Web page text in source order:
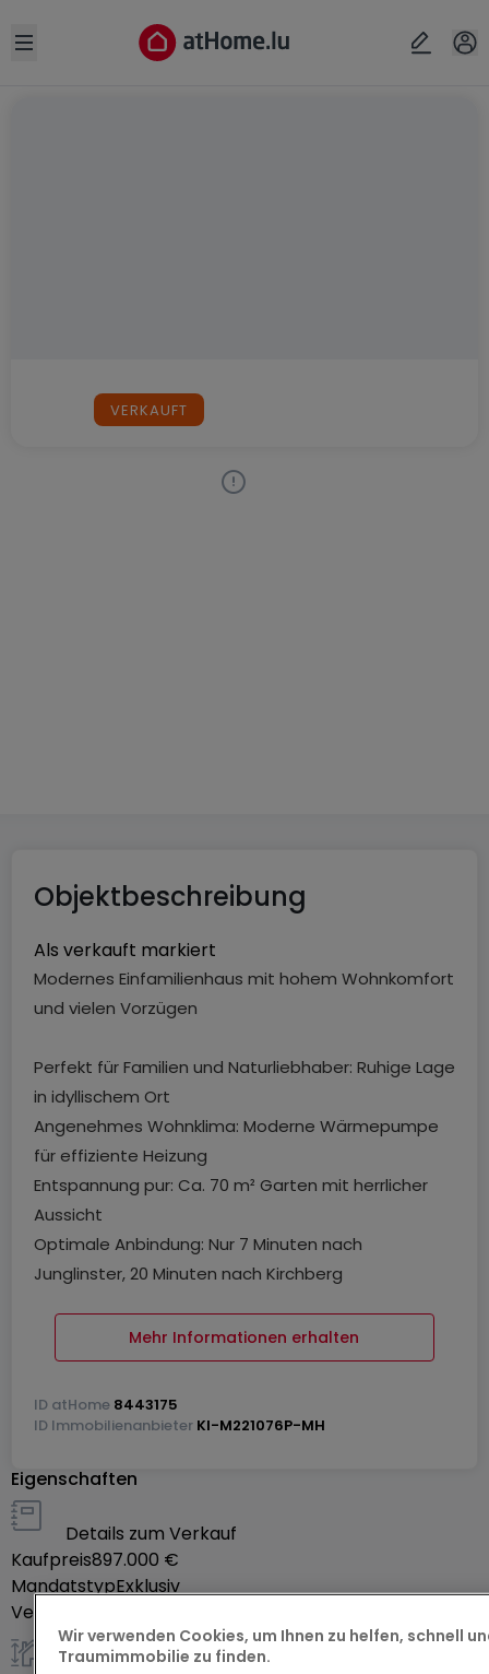
Open sidebar
VERKAUFT
Objektbeschreibung
Als verkauft markiert
Modernes Einfamilienhaus mit hohem Wohnkomfort
und vielen Vorzügen
Perfekt für Familien und Naturliebhaber: Ruhige Lage
in idyllischem Ort
Angenehmes Wohnklima: Moderne Wärmepumpe
für effiziente Heizung
Entspannung pur: Ca. 70 m² Garten mit herrlicher
Aussicht
Optimale Anbindung: Nur 7 Minuten nach
Junglinster, 20 Minuten nach Kirchberg
viel Privatsphäre
Ihr neues Zuhause auf einen Blick:
++ MODERNE WÄRMEPUMPE ++
135 m² Wohnfläche – ideal für Familien und Paare
244 m² Gesamtfläche – viel Platz für individuelle
Gestaltung
Garage für 2 PKW – komfortables Parken
Sehr helle Räume – dank großer Fensterfronten
Ca. 70 m² Garten – mit herrlicher Aussicht
Mehr Informationen erhalten
ID atHome 8443175
ID Immobilienanbieter KI-M221076P-MH
Eigenschaften
Details zum Verkauf
Kaufpreis897.000 €
MandatstypExklusiv
Verfügbarkeit
Wir verwenden Cookies, um Ihnen zu helfen, schnell
Traumimmobilie zu finden.